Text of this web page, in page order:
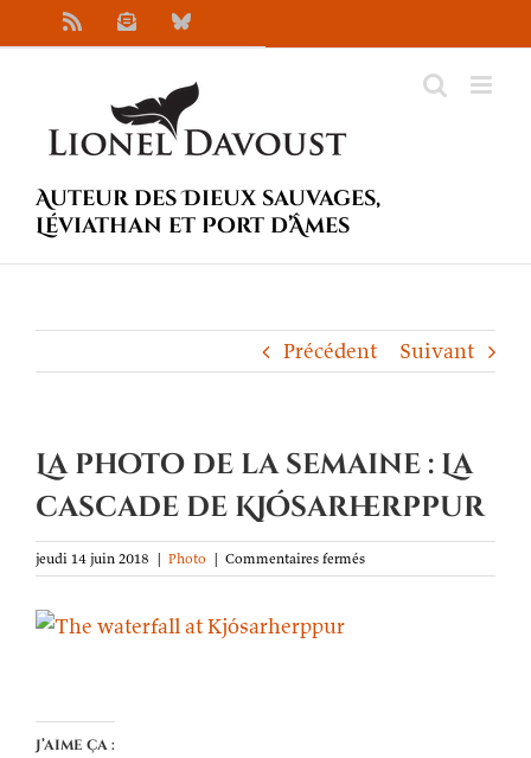
au
NewsletterBluesky
Auteur des Dieux sauvages,
Léviathan et Port d’Âmes
Précédent Suivant
La photo de la semaine : La
cascade de Kjósarherppur
jeudi 14 juin 2018 | Photo | Commentaires ferméssur
La
J’aime ça :